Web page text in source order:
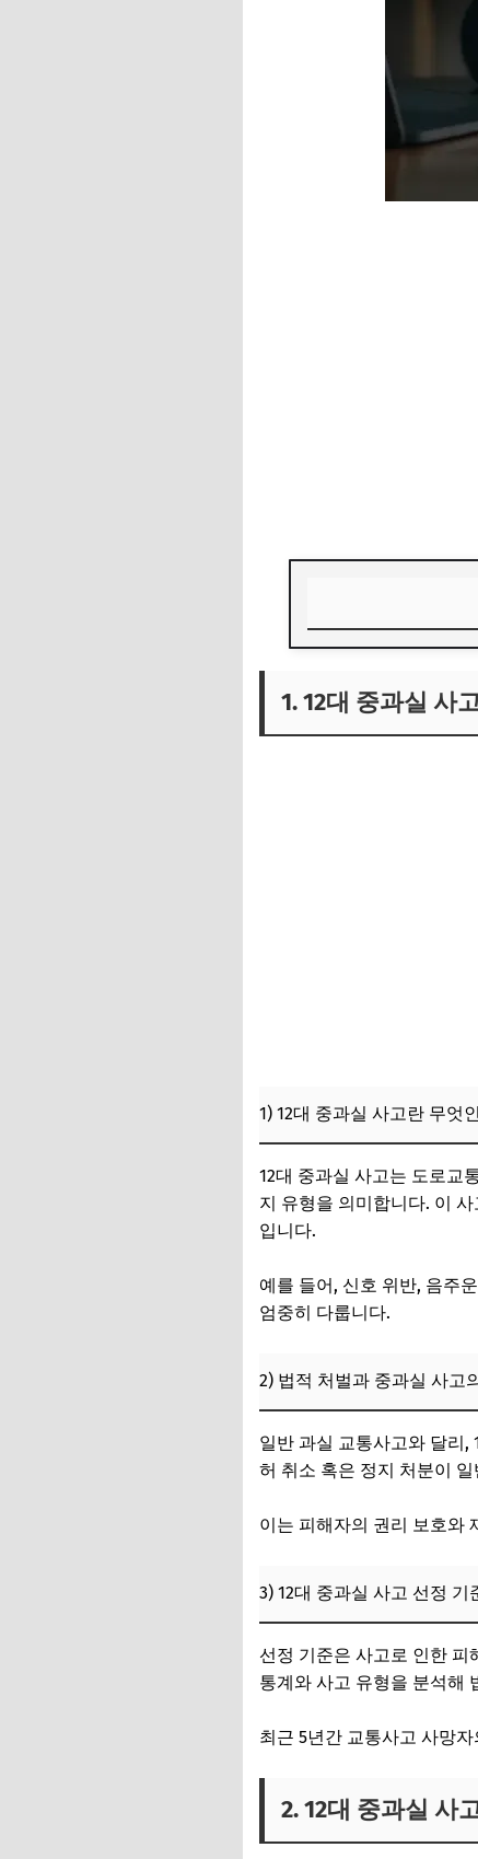
1) 12대 중과실 사
3) 보험 처리와 유
4. 실제 경험에서
1) 사고 예방을 위
3) 전문가 조언과
6. 12대 중과실 사
2) 교통 법규 준수
3) 교육과 인식 개
1. 12대 중과실 사
1) 12대 중과실 사고란 무엇
12대 중과실 사고는 도로교
지 유형을 의미합니다. 이
입니다.
예를 들어, 신호 위반, 음주
엄중히 다룹니다.
2) 법적 처벌과 중과실 사고
일반 과실 교통사고와 달리,
허 취소 혹은 정지 처분이
이는 피해자의 권리 보호와
3) 12대 중과실 사고 선정 기
선정 기준은 사고로 인한 피
통계와 사고 유형을 분석해
최근 5년간 교통사고 사망
2. 12대 중과실 사